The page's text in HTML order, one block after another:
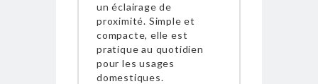
un éclairage de
proximité. Simple et
compacte, elle est
pratique au quotidien
pour les usages
domestiques.